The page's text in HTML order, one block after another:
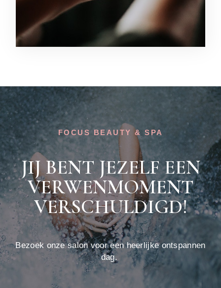
FOCUS BEAUTY & SPA
JIJ BENT JEZELF EEN
VERWENMOMENT
VERSCHULDIGD!
Bezoek onze salon voor een heerlijke ontspannen
dag.